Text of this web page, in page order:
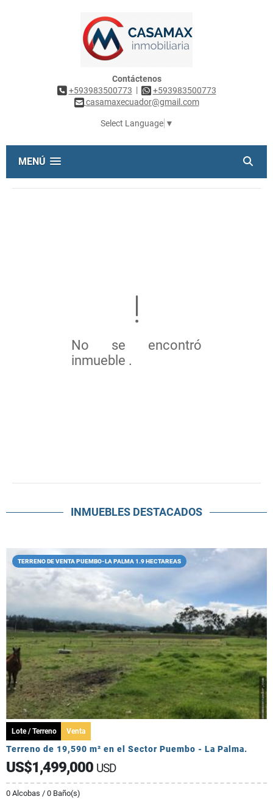
Contáctenos
+593983500773 |
+593983500773
casamaxecuador@gmail.com
Select Language ▼
MENÚ
No se encontró
inmueble .
INMUEBLES DESTACADOS
TERRENO DE VENTA PUEMBO-LA PALMA 1.9 HECTAREAS
Lote / Terreno Venta
Terreno de 19,590 m² en el Sector Puembo - La Palma.
US$1,499,000 USD
0 Alcobas / 0 Baño(s)